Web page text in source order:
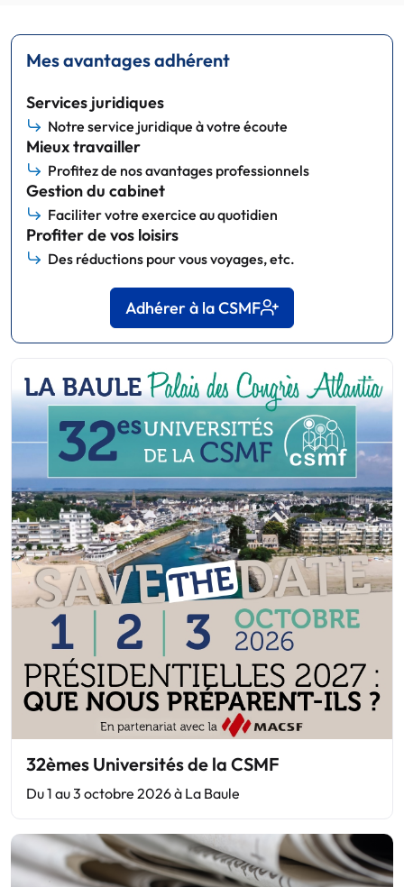
Mes avantages adhérent
Services juridiques
Notre service juridique à votre écoute
Mieux travailler
Profitez de nos avantages professionnels
Gestion du cabinet
Faciliter votre exercice au quotidien
Profiter de vos loisirs
Des réductions pour vous voyages, etc.
Adhérer à la CSMF
32èmes Universités de la CSMF
Du 1 au 3 octobre 2026 à La Baule